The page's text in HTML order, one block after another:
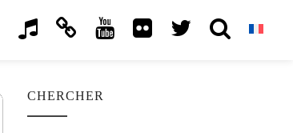
CHERCHER